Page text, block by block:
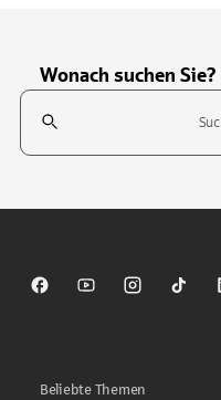
Wonach suchen Sie?
Suchfeld
Sparkasse auf Facebook
Sparkasse auf
Sparkasse
Beliebte Themen